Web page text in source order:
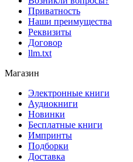
Приватность
Наши преимущества
Реквизиты
Договор
llm.txt
Магазин
Электронные книги
Аудиокниги
Новинки
Бесплатные книги
Импринты
Подборки
Доставка